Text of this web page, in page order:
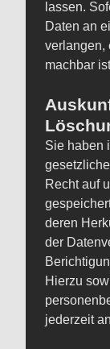
lassen.
Daten an
verlangen,
machbar
Sie haben
Recht auf
deren
der
Hierzu
jederzeit